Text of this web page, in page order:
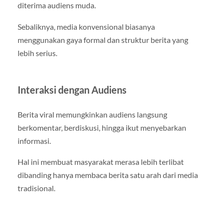
diterima audiens muda.
Sebaliknya, media konvensional biasanya
menggunakan gaya formal dan struktur berita yang
lebih serius.
Interaksi dengan Audiens
Berita viral memungkinkan audiens langsung
berkomentar, berdiskusi, hingga ikut menyebarkan
informasi.
Hal ini membuat masyarakat merasa lebih terlibat
dibanding hanya membaca berita satu arah dari media
tradisional.